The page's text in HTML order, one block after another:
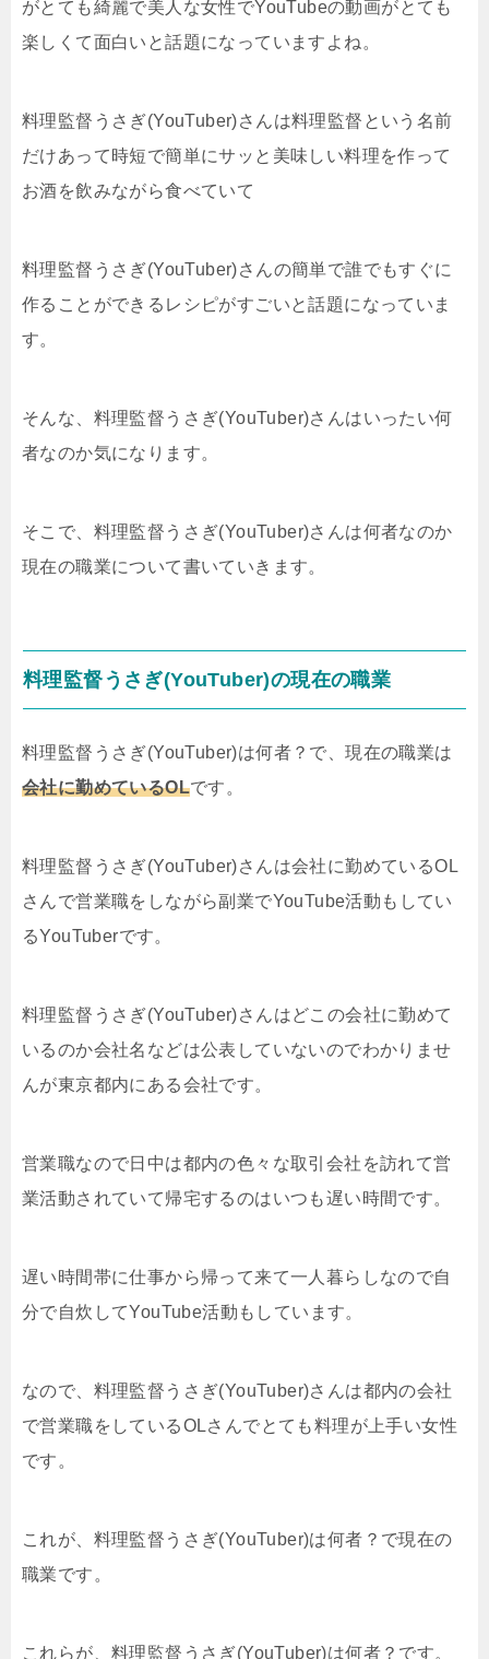
がとても綺麗で美人な女性でYouTubeの動画がとても
楽しくて面白いと話題になっていますよね。
料理監督うさぎ(YouTuber)さんは料理監督という名前
だけあって時短で簡単にサッと美味しい料理を作って
お酒を飲みながら食べていて
料理監督うさぎ(YouTuber)さんの簡単で誰でもすぐに
作ることができるレシピがすごいと話題になっていま
す。
そんな、料理監督うさぎ(YouTuber)さんはいったい何
者なのか気になります。
そこで、料理監督うさぎ(YouTuber)さんは何者なのか
現在の職業について書いていきます。
料理監督うさぎ(YouTuber)の現在の職業
料理監督うさぎ(YouTuber)は何者？で、現在の職業は
会社に勤めているOLです。
料理監督うさぎ(YouTuber)さんは会社に勤めているOL
さんで営業職をしながら副業でYouTube活動もしてい
るYouTuberです。
料理監督うさぎ(YouTuber)さんはどこの会社に勤めて
いるのか会社名などは公表していないのでわかりませ
んが東京都内にある会社です。
営業職なので日中は都内の色々な取引会社を訪れて営
業活動されていて帰宅するのはいつも遅い時間です。
遅い時間帯に仕事から帰って来て一人暮らしなので自
分で自炊してYouTube活動もしています。
なので、料理監督うさぎ(YouTuber)さんは都内の会社
で営業職をしているOLさんでとても料理が上手い女性
です。
これが、料理監督うさぎ(YouTuber)は何者？で現在の
職業です。
これらが、料理監督うさぎ(YouTuber)は何者？です。